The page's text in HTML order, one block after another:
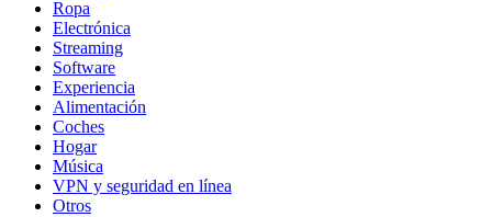
Ropa
Electrónica
Streaming
Software
Experiencia
Alimentación
Coches
Hogar
Música
VPN y seguridad en línea
Otros